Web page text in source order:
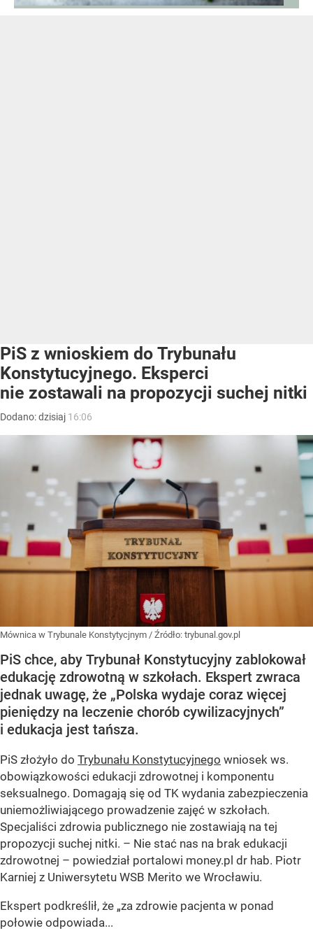
PiS z wnioskiem do Trybunału
Konstytucyjnego. Eksperci
nie zostawali na propozycji suchej nitki
Dodano:dzisiaj 16:06
Mównica w Trybunale Konstytycjnym / Źródło: trybunal.gov.pl
PiS chce, aby Trybunał Konstytucyjny zablokował
edukację zdrowotną w szkołach. Ekspert zwraca
jednak uwagę, że „Polska wydaje coraz więcej
pieniędzy na leczenie chorób cywilizacyjnych”
i edukacja jest tańsza.
PiS złożyło do Trybunału Konstytucyjnego wniosek ws.
obowiązkowości edukacji zdrowotnej i komponentu
seksualnego. Domagają się od TK wydania zabezpieczenia
uniemożliwiającego prowadzenie zajęć w szkołach.
Specjaliści zdrowia publicznego nie zostawiają na tej
propozycji suchej nitki. – Nie stać nas na brak edukacji
zdrowotnej – powiedział portalowi money.pl dr hab. Piotr
Karniej z Uniwersytetu WSB Merito we Wrocławiu.
Ekspert podkreślił, że „za zdrowie pacjenta w ponad
połowie odpowiada...